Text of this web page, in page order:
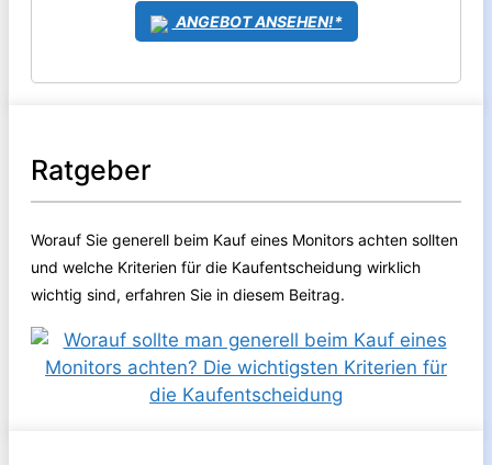
ANGEBOT ANSEHEN!*
Ratgeber
Worauf Sie generell beim Kauf eines Monitors achten sollten
und welche Kriterien für die Kaufentscheidung wirklich
wichtig sind, erfahren Sie in diesem Beitrag.